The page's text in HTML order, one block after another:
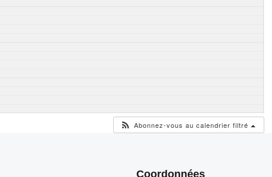
Abonnez-vous au calendrier filtré
Coordonnées